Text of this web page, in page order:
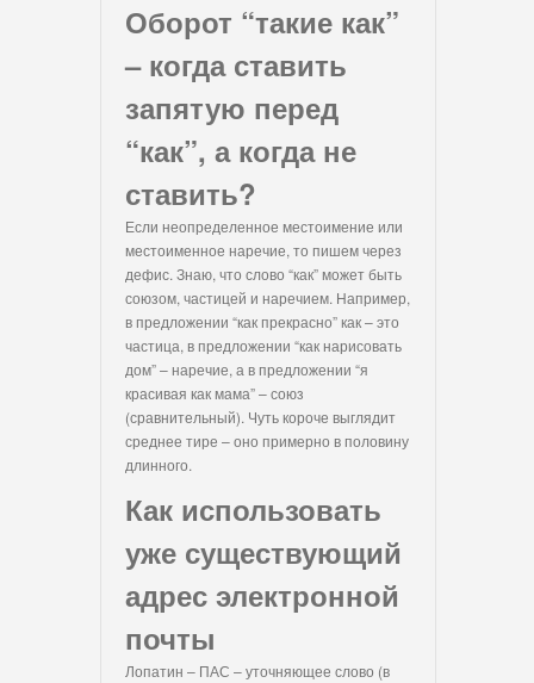
Оборот “такие как”
– когда ставить
запятую перед
“как”, а когда не
ставить?
Если неопределенное местоимение или
местоименное наречие, то пишем через
дефис. Знаю, что слово “как” может быть
союзом, частицей и наречием. Например,
в предложении “как прекрасно” как – это
частица, в предложении “как нарисовать
дом” – наречие, а в предложении “я
красивая как мама” – союз
(сравнительный). Чуть короче выглядит
среднее тире – оно примерно в половину
длинного.
Как использовать
уже существующий
адрес электронной
почты
Лопатин – ПАС – уточняющее слово (в